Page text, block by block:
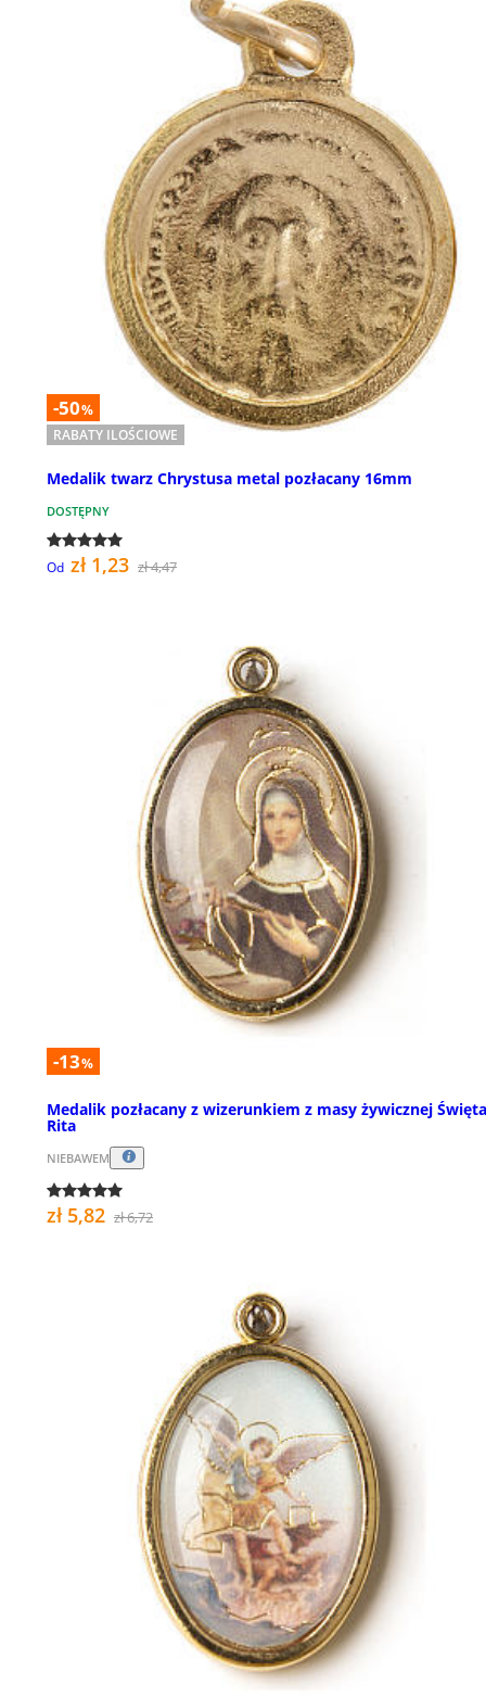
-50%
RABATY ILOŚCIOWE
Medalik twarz Chrystusa metal pozłacany 16mm
DOSTĘPNY
Od zł 1,23 zł 4,47
-13%
Medalik pozłacany z wizerunkiem z masy żywicznej Święta
Rita
NIEBAWEM
zł 5,82 zł 6,72